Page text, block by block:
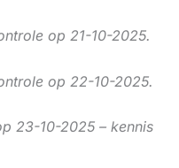
op 21-10-2025.
op 22-10-2025.
23-10-2025 – kennis